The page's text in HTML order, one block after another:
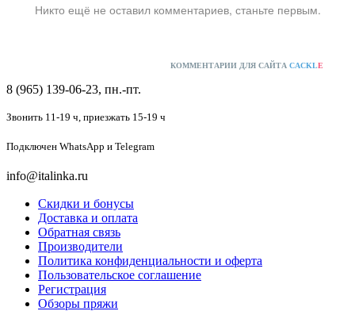
Никто ещё не оставил комментариев, станьте первым.
КОММЕНТАРИИ ДЛЯ САЙТА CACKLE
8 (965) 139-06-23, пн.-пт.
Звонить 11-19 ч, приезжать 15-19 ч
Подключен WhatsApp и Telegram
info@italinka.ru
Скидки и бонусы
Доставка и оплата
Обратная связь
Производители
Политика конфиденциальности и оферта
Пользовательское соглашение
Регистрация
Обзоры пряжи